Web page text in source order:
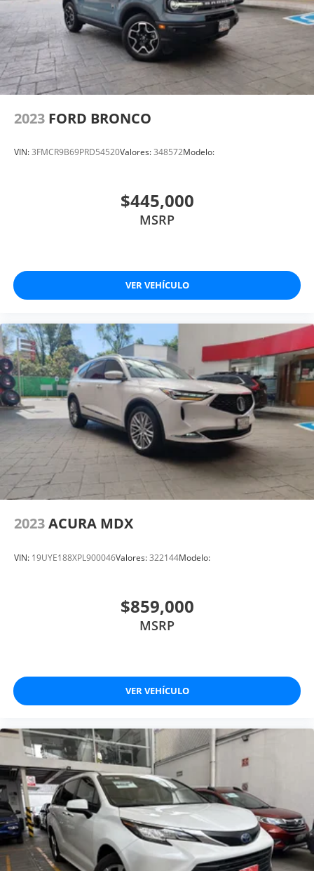
2023 FORD BRONCO
VIN:3FMCR9B69PRD54520Valores:348572Modelo:
$445,000
MSRP
VER VEHÍCULO
2023ACURA MDX
VIN: 19UYE188XPL900046Valores:322144Modelo:
$859,000
MSRP
VER VEHÍCULO